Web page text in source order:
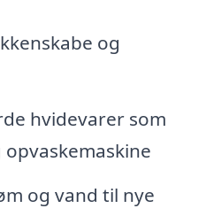
og
hvidevarer som
og vand til nye